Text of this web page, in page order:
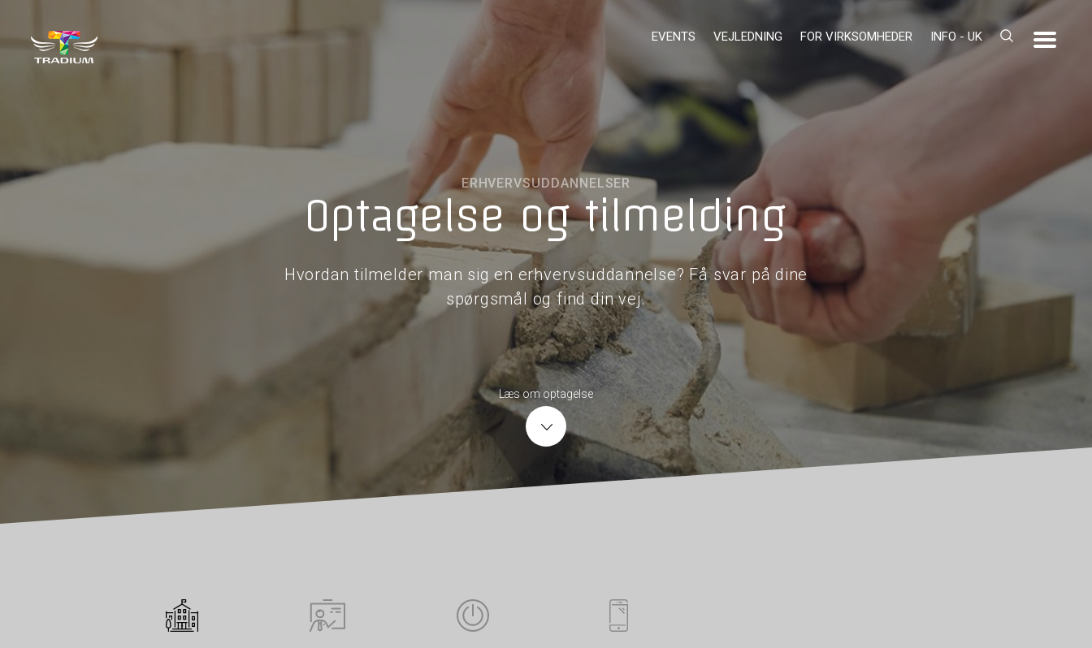
EVENTS VEJLEDNING FOR VIRKSOMHEDER INFO - UK
ERHVERVSUDDANNELSER
Optagelse og tilmelding
Hvordan tilmelder man sig en erhvervsuddannelse? Få svar på dine
spørgsmål og find din vej.
Læs om optagelse